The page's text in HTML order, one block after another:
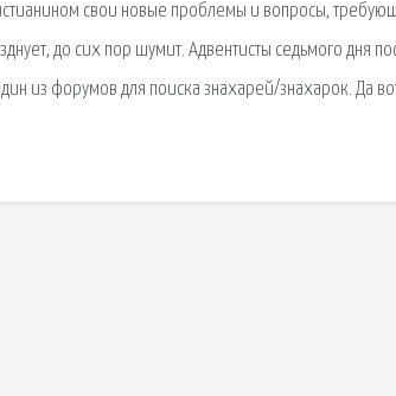
свои новые проблемы и вопросы,
до сих пор шумит. Адвентисты седьмого дня
из форумов для поиска знахарей/знахарок. Да